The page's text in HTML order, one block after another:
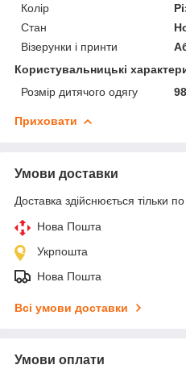
Колір
Стан
Візерунки і принти
Користувальницькі
Розмір дитячого одягу
Приховати
Умови доставки
Доставка здійснюється тільки
Нова Пошта
Укрпошта
Нова Пошта
Всі умови доставки
Умови оплати